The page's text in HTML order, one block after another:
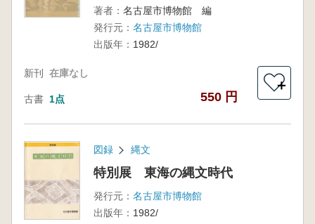
著者： 名古屋市博物館 編
発行元： 名古屋市博物館
出版年： 1982/
新刊 在庫なし
古書 1点 550 円
＋
図録 縄文
特別展 東海の縄文時代
発行元： 名古屋市博物館
出版年： 1982/